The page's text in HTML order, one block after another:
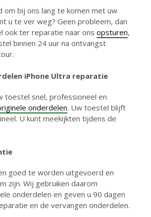
om bij ons lang te komen met uw
u te ver weg? Geen probleem, dan
ook ter reparatie naar ons opsturen,
binnen 24 uur na ontvangst
iPhone Ultra reparatie
toestel snel, professioneel en
onderdelen. Uw toestel blijft
U kunt meekijkten tijdens de
goed te worden uitgevoerd en
zijn. Wij gebruiken daarom
onderdelen en geven u 90 dagen
en de vervangen onderdelen.